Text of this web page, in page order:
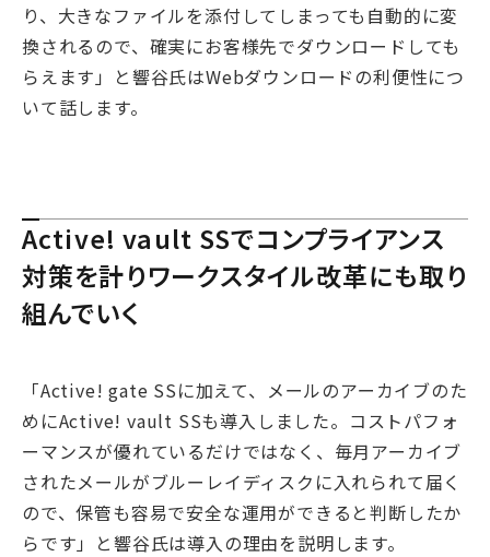
り、大きなファイルを添付してしまっても自動的に変
換されるので、確実にお客様先でダウンロードしても
らえます」と響谷氏はWebダウンロードの利便性につ
いて話します。
Active! vault SSでコンプライアンス
対策を計りワークスタイル改革にも取り
組んでいく
「Active! gate SSに加えて、メールのアーカイブのた
めにActive! vault SSも導入しました。コストパフォ
ーマンスが優れているだけではなく、毎月アーカイブ
されたメールがブルーレイディスクに入れられて届く
ので、保管も容易で安全な運用ができると判断したか
らです」と響谷氏は導入の理由を説明します。